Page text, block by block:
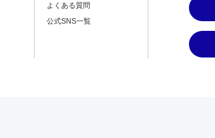
よくある質問
公式SNS一覧